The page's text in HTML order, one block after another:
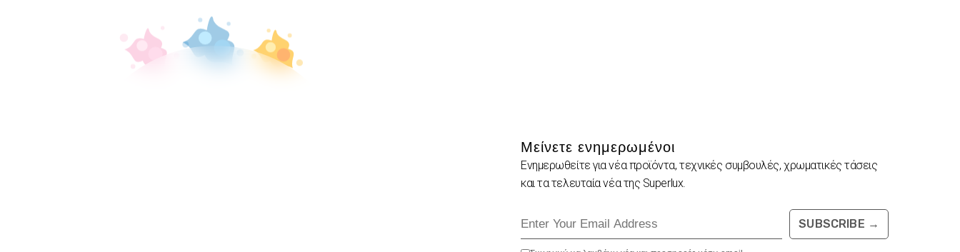
Μείνετε ενημερωμένοι
Ενημερωθείτε για νέα προϊόντα, τεχνικές συμβουλές, χρωματικές τάσεις
και τα τελευταία νέα της Superlux.
SUBSCRIBE →